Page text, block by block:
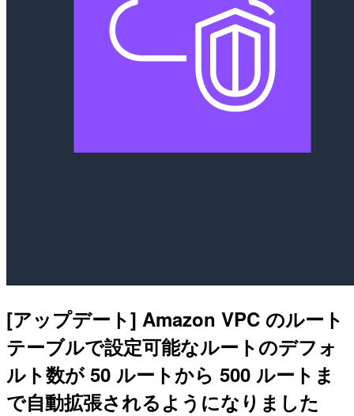
[アップデート] Amazon VPC のルート
テーブルで設定可能なルートのデフォ
ルト数が 50 ルートから 500 ルートま
で自動拡張されるようになりました